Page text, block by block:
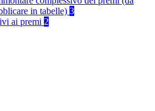
in tabelle) 3
ai premi 2